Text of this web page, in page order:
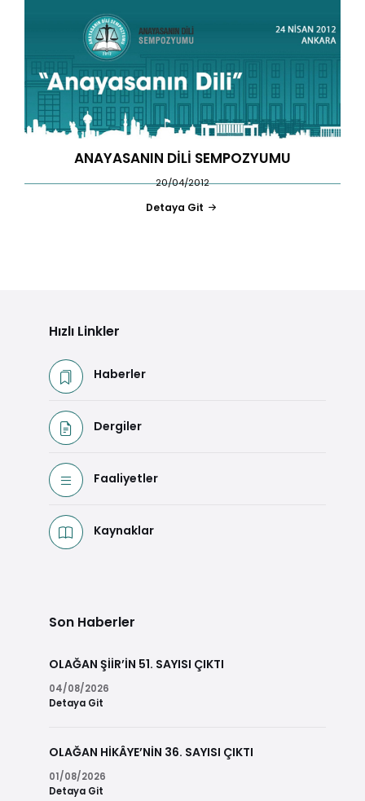
ANAYASANIN DİLİ SEMPOZYUMU
20/04/2012
Detaya Git
Hızlı Linkler
Haberler
Dergiler
Faaliyetler
Kaynaklar
Son Haberler
OLAĞAN ŞİİR’İN 51. SAYISI ÇIKTI
04/08/2026
Detaya Git
OLAĞAN HİKÂYE’NİN 36. SAYISI ÇIKTI
01/08/2026
Detaya Git